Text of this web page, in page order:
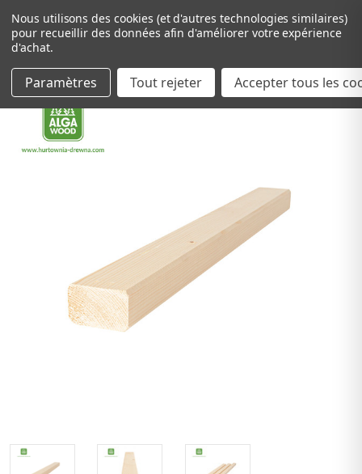
Passer au contenu principal
Nous utilisons des cookies (et d'autres technologies similaires)
pour recueillir des données afin d'améliorer votre expérience
d'achat.
Paramètres Tout rejeter Accepter tous les